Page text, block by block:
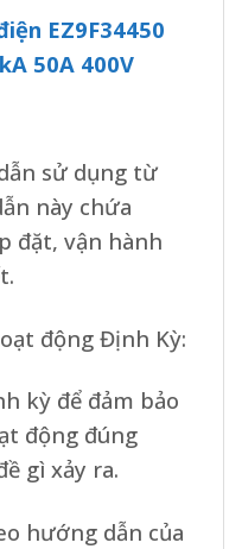
EZ9F34450
50A 400V
sử dụng từ
này chứa
đặt, vận hành
động Định Kỳ:
kỳ để đảm bảo
động đúng
gì xảy ra.
hướng dẫn của